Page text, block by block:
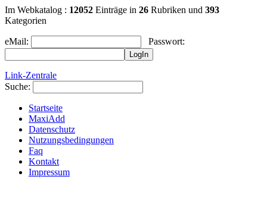
Im Webkatalog : 12052 Einträge in 26 Rubriken und 393
Kategorien
eMail: Passwort:
Link-Zentrale
Suche:
Startseite
MaxiAdd
Datenschutz
Nutzungsbedingungen
Faq
Kontakt
Impressum